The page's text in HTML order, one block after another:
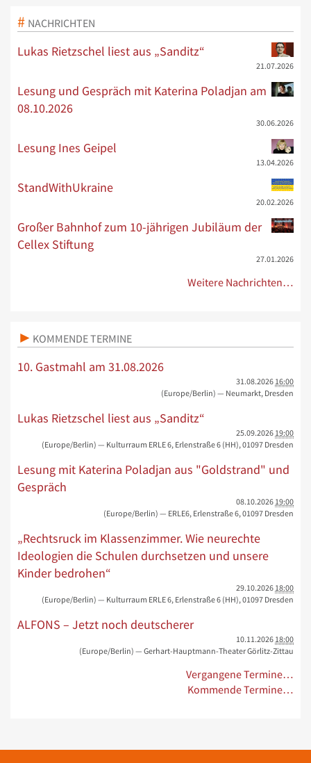
NACHRICHTEN
Lukas Rietzschel liest aus „Sanditz“
21.07.2026
Lesung und Gespräch mit Katerina Poladjan am
08.10.2026
30.06.2026
Lesung Ines Geipel
13.04.2026
StandWithUkraine
20.02.2026
Großer Bahnhof zum 10-jährigen Jubiläum der
Cellex Stiftung
27.01.2026
Weitere Nachrichten…
KOMMENDE TERMINE
10. Gastmahl am 31.08.2026
31.08.2026 16:00
(Europe/Berlin) — Neumarkt, Dresden
Lukas Rietzschel liest aus „Sanditz“
25.09.2026 19:00
(Europe/Berlin) — Kulturraum ERLE 6, Erlenstraße 6 (HH), 01097 Dresden
Lesung mit Katerina Poladjan aus "Goldstrand" und
Gespräch
08.10.2026 19:00
(Europe/Berlin) — ERLE6, Erlenstraße 6, 01097 Dresden
„Rechtsruck im Klassenzimmer. Wie neurechte
Ideologien die Schulen durchsetzen und unsere
Kinder bedrohen“
29.10.2026 18:00
(Europe/Berlin) — Kulturraum ERLE 6, Erlenstraße 6 (HH), 01097 Dresden
ALFONS – Jetzt noch deutscherer
10.11.2026 18:00
(Europe/Berlin) — Gerhart-Hauptmann-Theater Görlitz-Zittau
Vergangene Termine…
Kommende Termine…